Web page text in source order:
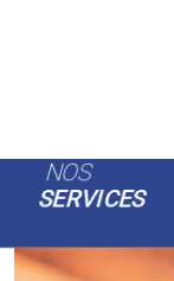
NOS
SERVICES